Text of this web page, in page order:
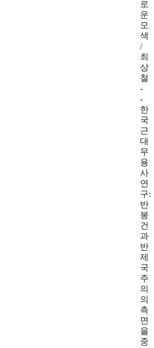
로
운
모
색
/
최
상
철
-
-
한
국
근
대
무
용
사
연
구:
반
봉
건
과
반
제
국
주
의
의
측
면
을
중